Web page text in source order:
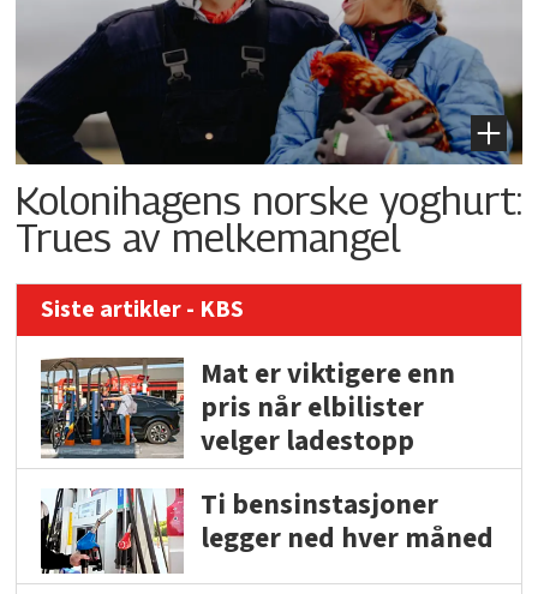
Kolonihagens norske yoghurt:
Trues av melkemangel
Siste artikler - KBS
Mat er viktigere enn
pris når elbilister
velger ladestopp
Ti bensinstasjoner
legger ned hver måned